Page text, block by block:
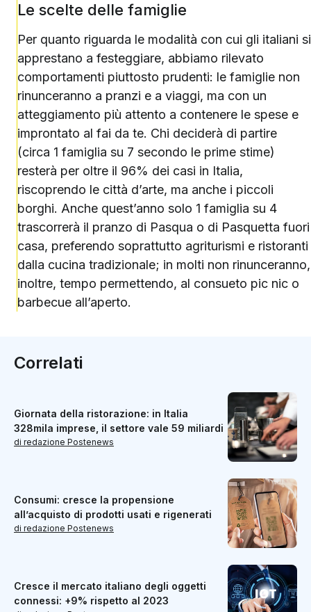
Le scelte delle famiglie
Per quanto riguarda le modalità con cui gli italiani si
apprestano a festeggiare, abbiamo rilevato
comportamenti piuttosto prudenti: le famiglie non
rinunceranno a pranzi e a viaggi, ma con un
atteggiamento più attento a contenere le spese e
improntato al fai da te. Chi deciderà di partire
(circa 1 famiglia su 7 secondo le prime stime)
resterà per oltre il 96% dei casi in Italia,
riscoprendo le città d’arte, ma anche i piccoli
borghi. Anche quest’anno solo 1 famiglia su 4
trascorrerà il pranzo di Pasqua o di Pasquetta fuori
casa, preferendo soprattutto agriturismi e ristoranti
dalla cucina tradizionale; in molti non rinunceranno,
inoltre, tempo permettendo, al consueto pic nic o
barbecue all’aperto.
Correlati
Giornata della ristorazione: in Italia
328mila imprese, il settore vale 59 miliardi
di redazione Postenews
Consumi: cresce la propensione
all’acquisto di prodotti usati e rigenerati
di redazione Postenews
Cresce il mercato italiano degli oggetti
connessi: +9% rispetto al 2023